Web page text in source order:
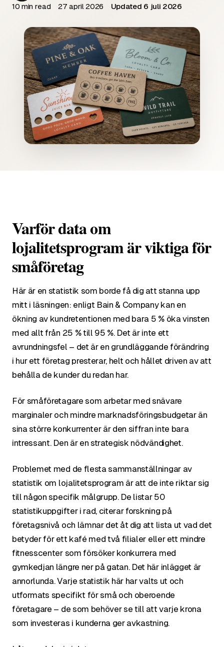
10 min read
27 april 2026 Updated 6 juli 2026
Varför data om
lojalitetsprogram är viktiga för
småföretag
Här är en statistik som borde få dig att stanna upp
mitt i läsningen: enligt Bain & Company kan en
ökning av kundretentionen med bara 5 % öka vinsten
med allt från 25 % till 95 %. Det är inte ett
avrundningsfel – det är en grundläggande förändring
i hur ett företag presterar, helt och hållet driven av att
behålla de kunder du redan har.
För småföretagare som arbetar med snävare
marginaler och mindre marknadsföringsbudgetar än
sina större konkurrenter är den siffran inte bara
intressant. Den är en strategisk nödvändighet.
Problemet med de flesta sammanställningar av
statistik om lojalitetsprogram är att de inte riktar sig
till någon specifik målgrupp. De listar 50
statistikuppgifter i rad, citerar forskning på
företagsnivå och lämnar det åt dig att lista ut vad det
betyder för ett kafé med två filialer eller ett mindre
fitnesscenter som försöker konkurrera med
gymkedjan längre ner på gatan. Det här inlägget är
annorlunda. Varje statistik här har valts ut och
utformats specifikt för små och oberoende
företagare – de som behöver se till att varje krona
som investeras i kunderna ger avkastning.